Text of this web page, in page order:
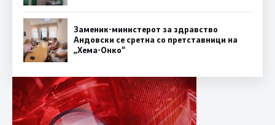
Заменик-министерот за здравство
Андовски се сретна со претставници на
„Хема-Онко“